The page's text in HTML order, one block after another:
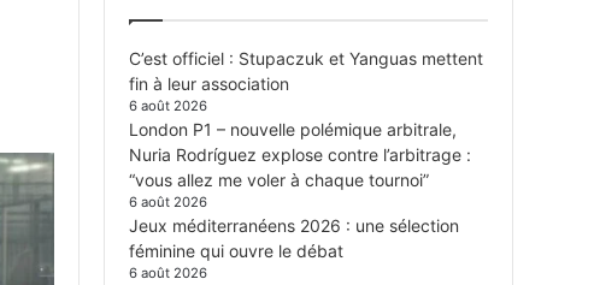
C’est officiel : Stupaczuk et Yanguas mettent
fin à leur association
6 août 2026
London P1 – nouvelle polémique arbitrale,
Nuria Rodríguez explose contre l’arbitrage :
“vous allez me voler à chaque tournoi”
6 août 2026
Jeux méditerranéens 2026 : une sélection
féminine qui ouvre le débat
6 août 2026